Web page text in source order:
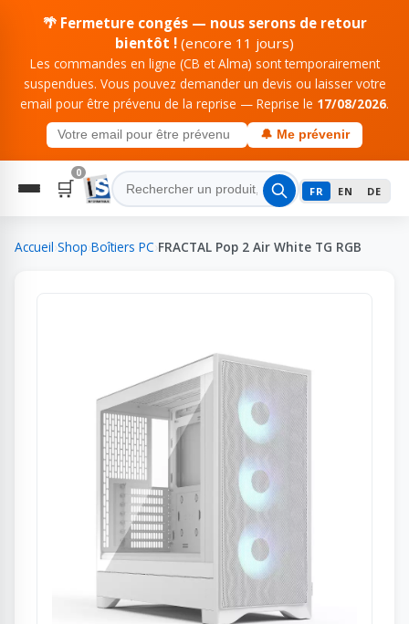
🌴 Fermeture congés — nous serons de retour
bientôt ! (encore 11 jours)
Les commandes en ligne (CB et Alma) sont temporairement
suspendues. Vous pouvez demander un devis ou laisser votre
email pour être prévenu de la reprise — Reprise le 17/08/2026.
🔔 Me prévenir
🛒
0
FR EN DE
Accueil Shop Boîtiers PC FRACTAL Pop 2 Air White TG RGB